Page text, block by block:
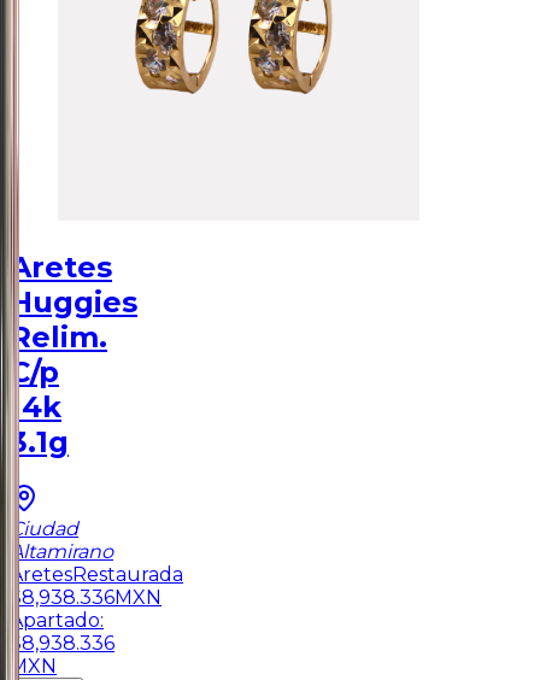
Aretes
Huggies
Relim.
C/p
14k
3.1g
Ciudad
Altamirano
AretesRestaurada
$8,938.336MXN
Apartado:
$8,938.336
MXN